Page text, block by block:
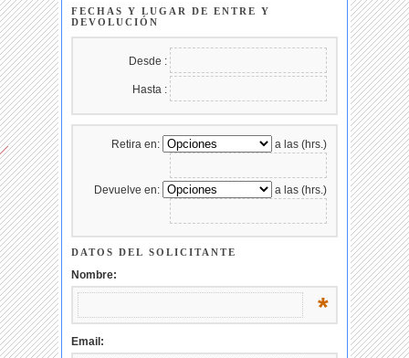
FECHAS Y LUGAR DE ENTRE Y
DEVOLUCIÓN
Desde :
Hasta :
Retira en: a las (hrs.)
Devuelve en: a las (hrs.)
DATOS DEL SOLICITANTE
Nombre:
*
Email: